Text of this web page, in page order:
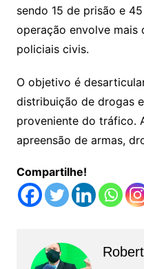
sendo 15 de prisão e
operação envolve mais
policiais civis.
O objetivo é
distribuição de drogas
proveniente do tráfico.
apreensão de armas,
Compartilhe!